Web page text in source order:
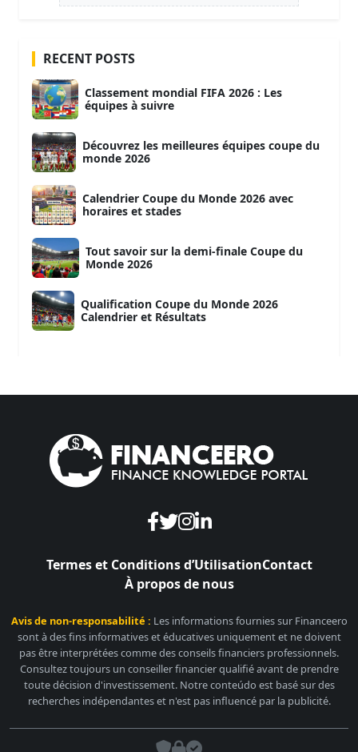
RECENT POSTS
Classement mondial FIFA 2026 : Les
équipes à suivre
Découvrez les meilleures équipes coupe du
monde 2026
Calendrier Coupe du Monde 2026 avec
horaires et stades
Tout savoir sur la demi-finale Coupe du
Monde 2026
Qualification Coupe du Monde 2026
Calendrier et Résultats
Termes et Conditions d’UtilisationContact
À propos de nous
Avis de non-responsabilité : Les informations fournies sur Financeero
sont à des fins informatives et éducatives uniquement et ne doivent
pas être interprétées comme des conseils financiers professionnels.
Consultez toujours un conseiller financier qualifié avant de prendre
toute décision d'investissement. Notre conteúdo est basé sur des
recherches indépendantes et n'est pas influencé par la publicité.